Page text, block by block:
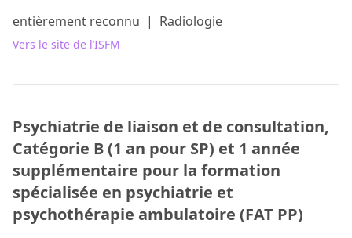
entièrement reconnu | Radiologie
Vers le site de l’ISFM
Psychiatrie de liaison et de consultation,
Catégorie B (1 an pour SP) et 1 année
supplémentaire pour la formation
spécialisée en psychiatrie et
psychothérapie ambulatoire (FAT PP)